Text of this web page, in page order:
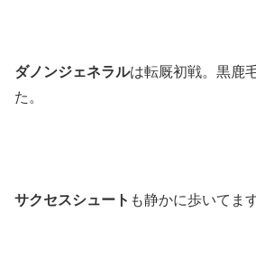
ダノンジェネラルは転厩初戦。黒鹿
た。
サクセスシュート も静かに歩いてます